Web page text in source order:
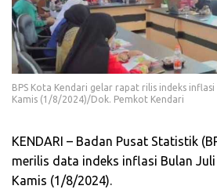
BPS Kota Kendari gelar rapat rilis indeks
Kamis (1/8/2024)/Dok. Pemkot Kendari
KENDARI – Badan Pusat Statistik
merilis data indeks inflasi Bulan
Kamis (1/8/2024).